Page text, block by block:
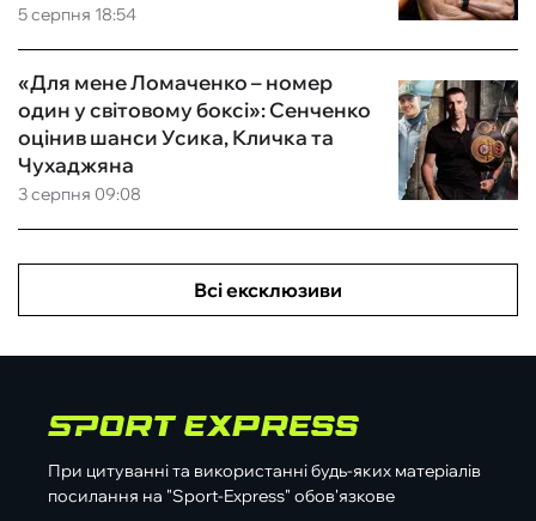
5 серпня 18:54
3 серпня 09:08
«Для мене Ломаченко – номер
один у світовому боксі»: Сенченко
оцінив шанси Усика, Кличка та
Чухаджяна
Всі ексклюзиви
При цитуванні та використанні будь-яких матеріалів
посилання на "Sport-Express" обов'язкове